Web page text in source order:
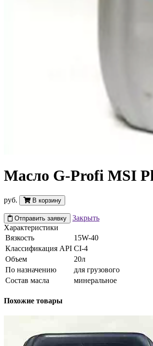
Масло G-Profi MSI
руб. В корзину
Отправить заявку
Закрыть
Характеристики
Вязкость
15W-40
Классификация API CI-4
Объем
20л
По назначению
для грузового
Состав масла
минеральное
Похожие товары